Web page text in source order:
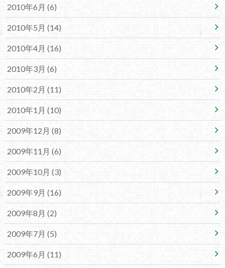
2010年6月 (6)
2010年5月 (14)
2010年4月 (16)
2010年3月 (6)
2010年2月 (11)
2010年1月 (10)
2009年12月 (8)
2009年11月 (6)
2009年10月 (3)
2009年9月 (16)
2009年8月 (2)
2009年7月 (5)
2009年6月 (11)